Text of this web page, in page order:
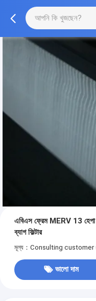
এবিএস ফ্রেম MERV 13 হেপা
ব্যাগ ফিল্টার
মূল্য：Consulting customer
ভালো দাম